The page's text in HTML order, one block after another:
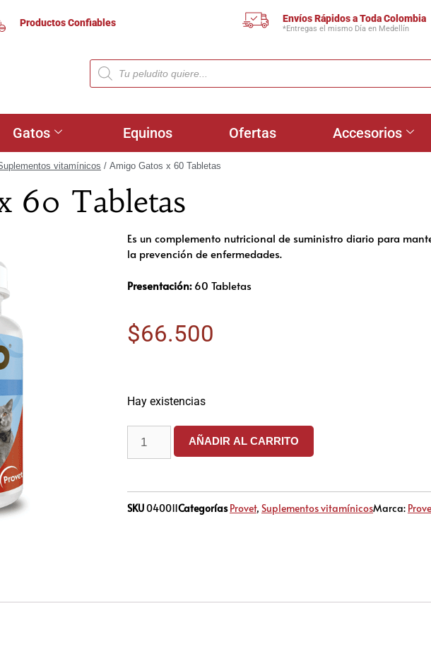
Productos Confiables Envíos Rápidos a Toda Colombia
*Entregas el mismo Día en Medellín
Gatos Equinos Ofertas Accesorios
vitamínicos / Amigo Gatos x 60 Tabletas
60 Tabletas
Es un complemento nutricional de suministro diario para
la prevención de enfermedades.
Presentación:60 Tabletas
$66.500
Hay existencias
AÑADIR AL CARRITO
SKU040011Categorías Provet, Suplementos vitamínicosMarca: